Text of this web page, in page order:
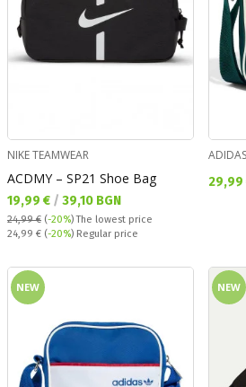
NIKE TEAMWEAR
ACDMY – SP21 Shoe Bag
Текуща цена:
19,99 € / 39,10 BGN
24,99 € (-20%)The lowest price
Regular price:
24,99 € (-20%) Regular price
29,99
NEW NEW